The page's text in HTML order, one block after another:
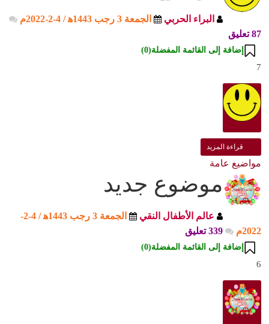
البراء الحربي
الجمعة 3 رجب 1443ﻫ / 4-2-2022م
87 تعليق
إضافة إلى القائمة المفضلة(0
)
7
قراءة المزيد
مواضيع عامة
موضوع جديد
عالم الأطفال النقي
الجمعة 3 رجب 1443ﻫ / 4-2-
2022م
339 تعليق
إضافة إلى القائمة المفضلة(0
)
6